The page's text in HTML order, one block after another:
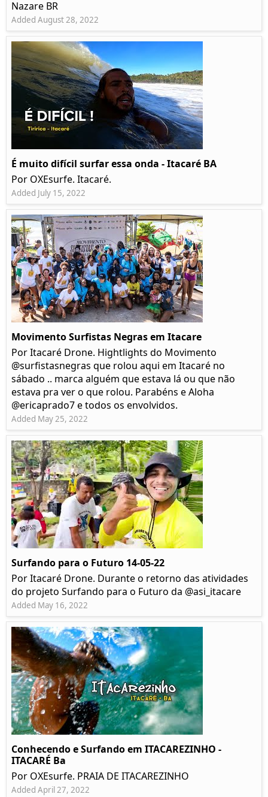
Nazare BR
Added August 28, 2022
É muito difícil surfar essa onda - Itacaré BA
Por OXEsurfe. Itacaré.
Added July 15, 2022
Movimento Surfistas Negras em Itacare
Por Itacaré Drone. Hightlights do Movimento
@surfistasnegras que rolou aqui em Itacaré no
sábado .. marca alguém que estava lá ou que não
estava pra ver o que rolou. Parabéns e Aloha
@ericaprado7 e todos os envolvidos.
Added May 25, 2022
Surfando para o Futuro 14-05-22
Por Itacaré Drone. Durante o retorno das atividades
do projeto Surfando para o Futuro da @asi_itacare
Added May 16, 2022
Conhecendo e Surfando em ITACAREZINHO -
ITACARÉ Ba
Por OXEsurfe. PRAIA DE ITACAREZINHO
Added April 27, 2022